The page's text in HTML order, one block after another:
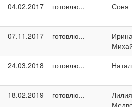
04.02.2017 готовлю... Соня
07.11.2017 готовлю...
24.03.2018 готовлю...
18.02.2019 готовлю...
Лилия